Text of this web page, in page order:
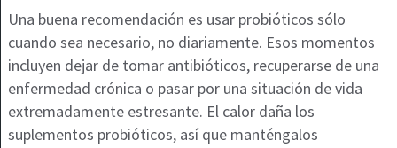
Una buena recomendación es usar probióticos sólo
cuando sea necesario, no diariamente. Esos momentos
incluyen dejar de tomar antibióticos, recuperarse de una
enfermedad crónica o pasar por una situación de vida
extremadamente estresante. El calor daña los
suplementos probióticos, así que manténgalos